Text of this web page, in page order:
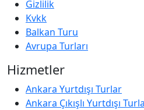
Gizlilik
Kvkk
Balkan Turu
Avrupa Turları
Hizmetler
Ankara Yurtdışı Turlar
Ankara Çıkışlı Yurtdışı